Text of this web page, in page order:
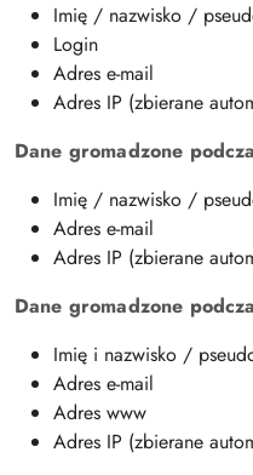
Imię / nazwisko /
Login
Adres e-mail
Adres IP (zbierane
Dane gromadzone
Imię / nazwisko /
Adres e-mail
Adres IP (zbierane
Dane gromadzone
Imię i nazwisko /
Adres e-mail
Adres www
Adres IP (zbierane